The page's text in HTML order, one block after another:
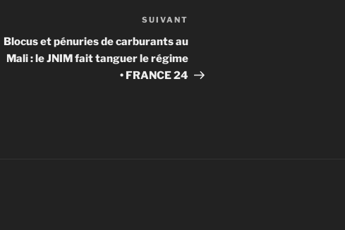
suivant
SUIVANT
Blocus et pénuries de carburants au
Mali : le JNIM fait tanguer le régime
• FRANCE 24